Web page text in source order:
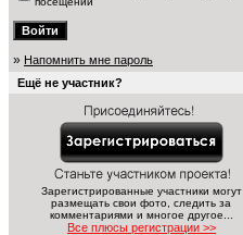
» Напомнить мне пароль
Ещё не участник?
Зарегистрированные участники могут
размещать свои фото, следить за
комментариями и многое другое...
Все плюсы регистрации >>